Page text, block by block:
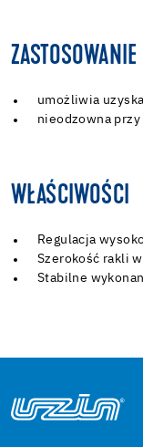
ZASTOSOWANIE
umożliwia
nieodzowna przy
WŁAŚCIWOŚCI
Regulacja
Szerokość rakli
Stabilne